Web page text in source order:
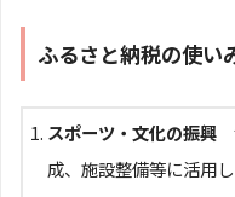
ふるさと納税の使い
スポーツ・文化の振興
成、施設整備等に活用し